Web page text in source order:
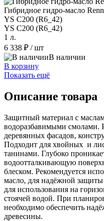
Гибридное гидро-масло
YS C200 (R6_42)
YS C200 (R6_42)
1 л.
6 338 ₽ / шт
В наличии
В корзину
Показать ещё
Описание товара
Защитный материал с
водоразбавимыми смолами.
деревянных фасадов,
Подходит для хвойных и
танинами. Глубоко
водоотталкивающую
блеском. Рекомендуется
масло, для надёжной
для использования на
стоячей водой. При
необходимо обеспечить
древесины.